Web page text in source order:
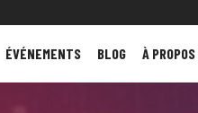
ÉVÉNEMENTS BLOG À PROPOS